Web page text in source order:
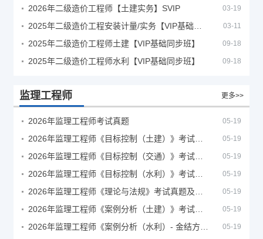
2026年二级造价工程师【土建实务】SVIP 03-19
03-11
2025年二级造价工程师土建【VIP基础同步班】 09-18
2025年二级造价工程师水利【VIP基础同步班】 09-18
监理工程师 更多>>
2026年监理工程师考试真题 05-19
05-19
05-19
05-19
05-19
05-19
05-19